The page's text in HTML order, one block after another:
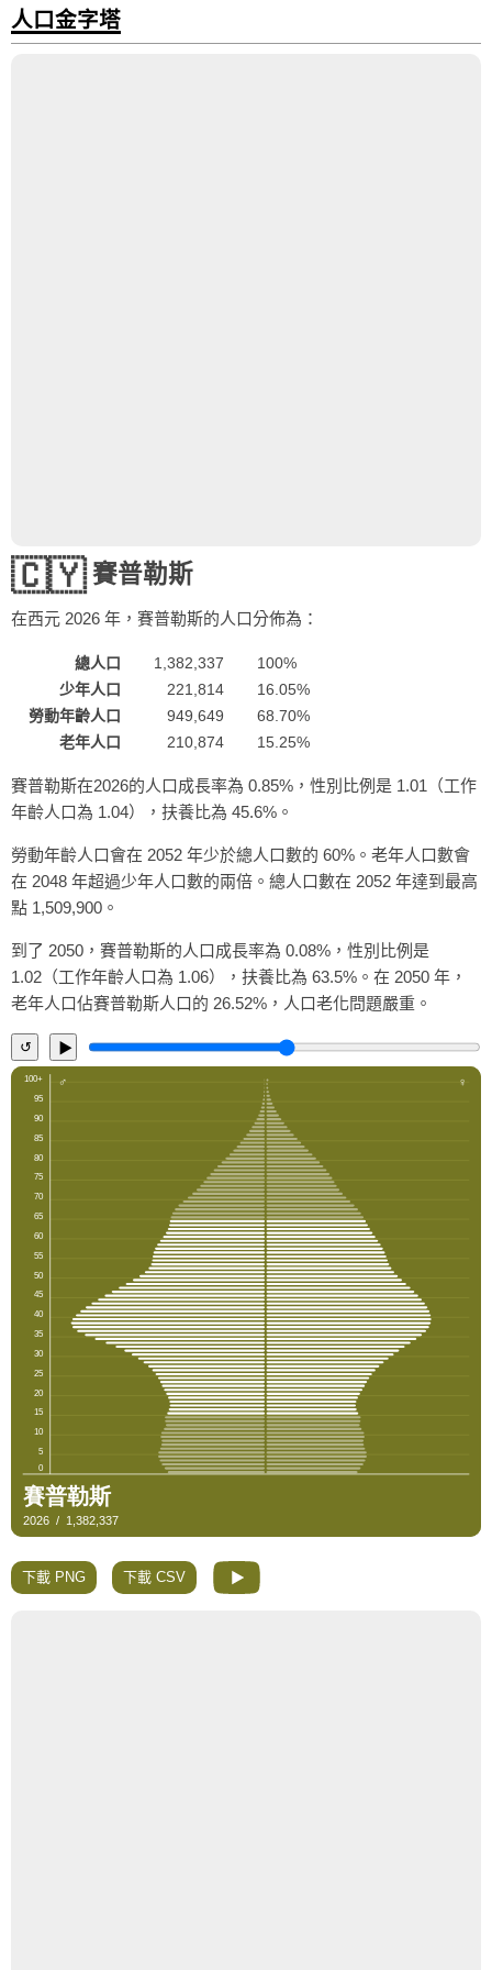
人口金字塔
🇨🇾賽普勒斯
在西元 2026 年，賽普勒斯的人口分佈為：
總人口 1,382,337
100%
少年人口
221,814
16.05%
勞動年齡人口
949,649
68.70%
老年人口
210,874 15.25%
賽普勒斯在2026的人口成長率為 0.85%，性別比例是 1.01（工作
年齡人口為 1.04），扶養比為 45.6%。
勞動年齡人口會在 2052 年少於總人口數的 60%。老年人口數會
在 2048 年超過少年人口數的兩倍。總人口數在 2052 年達到最高
點 1,509,900。
到了 2050，賽普勒斯的人口成長率為 0.08%，性別比例是
1.02（工作年齡人口為 1.06），扶養比為 63.5%。在 2050 年，
老年人口佔賽普勒斯人口的 26.52%，人口老化問題嚴重。
↺ ▶
下載 PNG 下載 CSV